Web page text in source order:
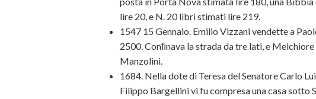
lire 20, e N. 20 libri stimati lire 219.
1547 15 Gennaio. Emilio Vizzani vendette a
2500. Conﬁnava la strada da tre lati, e
Manzolini.
1684. Nella dote di Teresa del Senatore Carlo
Filippo Bargellini vi fu compresa una casa sotto